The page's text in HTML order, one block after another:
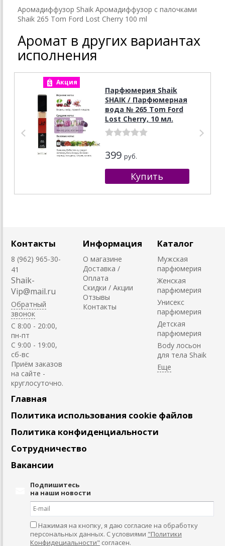
Аромадиффузор Shaik Аромадиффузор с палочками
Shaik 265 Tom Ford Lost Cherry 100 ml
Аромат в других вариантах
исполнения
Акция
Парфюмерия Shaik
SHAIK / Парфюмерная
вода № 265 Tom Ford
Lost Cherry, 10 мл.
399 руб.
Контакты
8 (962) 965-30-
41
Shaik-
Vip@mail.ru
Обратный
звонок
C 8:00 - 20:00,
пн-пт
С 9:00 - 19:00,
сб-вс
Приём заказов
на сайте -
круглосуточно.
Информация
О магазине
Доставка /
Оплата
Скидки / Акции
Отзывы
Контакты
Каталог
Мужская
парфюмерия
Женская
парфюмерия
Унисекс
парфюмерия
Детская
парфюмерия
Body лосьон
для тела Shaik
Главная
Политика использования cookie файлов
Политика конфиденциальности
Сотрудничество
Вакансии
Подпишитесь
на наши новости
Нажимая на кнопку, я даю согласие на обработку
персональных данных. С условиями "Политики
Конфидециальности" согласен.